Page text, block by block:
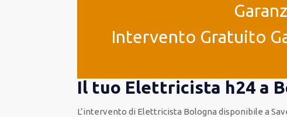
Intervento Gratuito
Il tuo Elettricista h24 a
L’intervento di Elettricista Bolognadisponibile a